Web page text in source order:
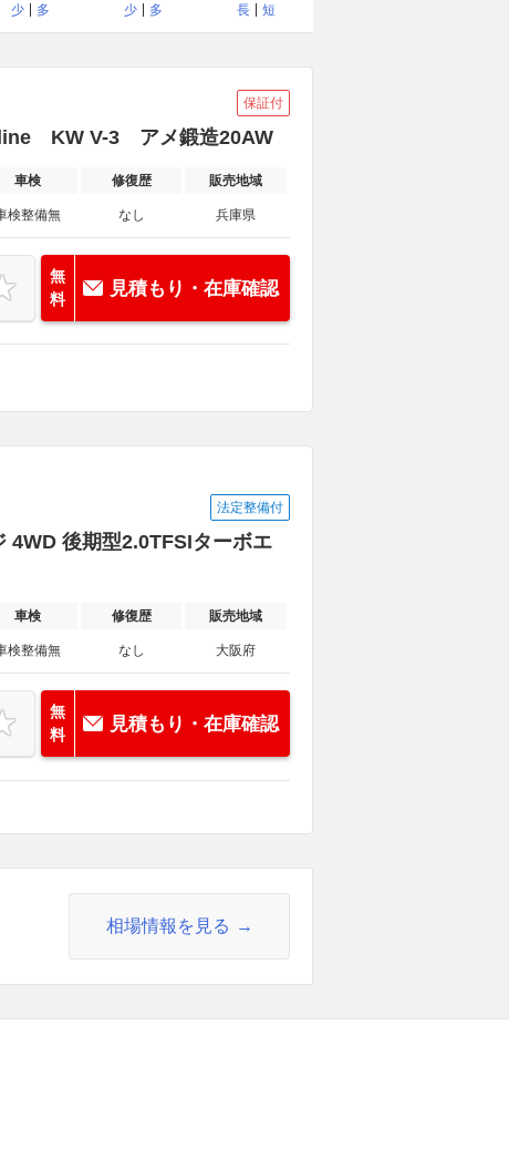
少
多
少
多
長
短
保証付
line KW V-3 アメ鍛造20AW
車検 修復歴 販売地域
検整備無 なし 兵庫県
無
料
見積もり・在庫確認
法定整備付
4WD 後期型2.0TFSIターボエ
車検 修復歴 販売地域
検整備無 なし 大阪府
無
料
見積もり・在庫確認
相場情報を見る